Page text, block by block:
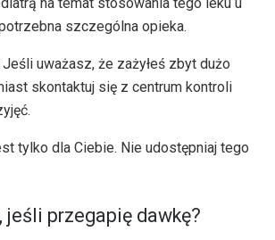
na temat stosowania tego leku u
szczególna opieka.
uważasz, że zażyłeś zbyt dużo
skontaktuj się z centrum kontroli
tylko dla Ciebie. Nie udostępniaj tego
jeśli przegapię dawkę?